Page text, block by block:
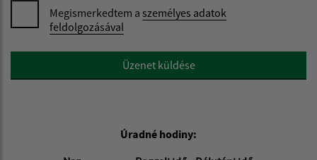
Megismerkedtem a személyes adatok
feldolgozásával
Google reCaptcha ResponseÜzenet küldése
Úradné hodiny: